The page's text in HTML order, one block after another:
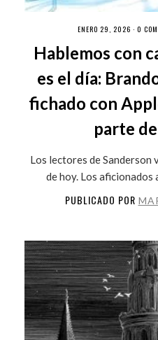
ENERO 29, 2026 · 0
Hablemos con
es el día:
fichado con
parte
Los lectores de Sanderson
de hoy. Los aficionados
PUBLICADO POR